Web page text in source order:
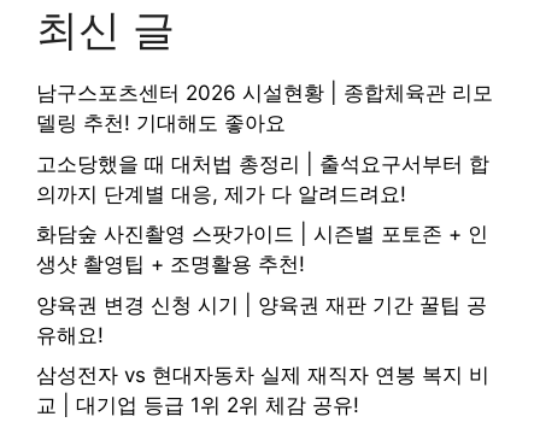
최신 글
남구스포츠센터 2026 시설현황 | 종합체육관 리모
델링 추천! 기대해도 좋아요
고소당했을 때 대처법 총정리 | 출석요구서부터 합
의까지 단계별 대응, 제가 다 알려드려요!
화담숲 사진촬영 스팟가이드 | 시즌별 포토존 + 인
생샷 촬영팁 + 조명활용 추천!
양육권 변경 신청 시기 | 양육권 재판 기간 꿀팁 공
유해요!
삼성전자 vs 현대자동차 실제 재직자 연봉 복지 비
교 | 대기업 등급 1위 2위 체감 공유!